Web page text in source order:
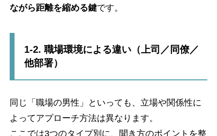
ながら距離を縮める鍵です。
1-2. 職場環境による違い（上司／同僚／
他部署）
同じ「職場の男性」といっても、立場や関係性に
よってアプローチ方法は異なります。
ここでは3つのタイプ別に、聞き方のポイントを整